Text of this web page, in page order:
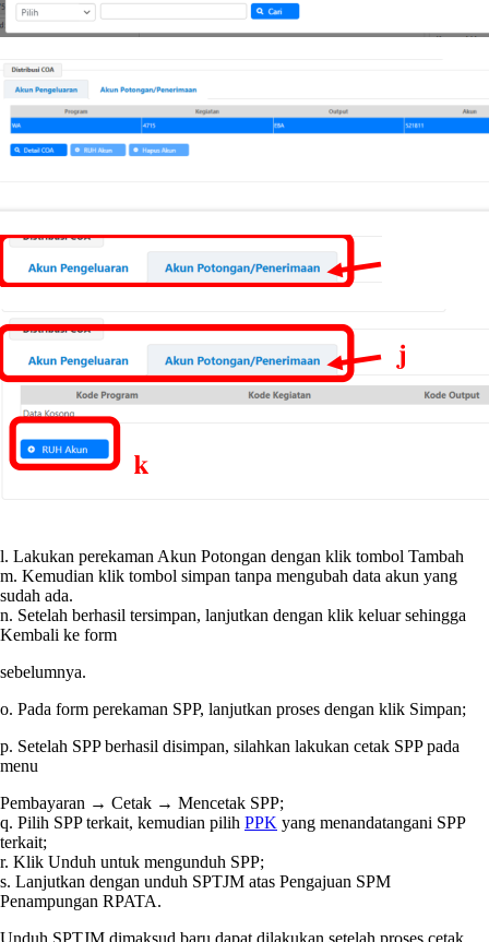
l. Lakukan perekaman Akun Potongan dengan klik tombol Tambah
m. Kemudian klik tombol simpan tanpa mengubah data akun yang
sudah ada.
n. Setelah berhasil tersimpan, lanjutkan dengan klik keluar sehingga
Kembali ke form
sebelumnya.
o. Pada form perekaman SPP, lanjutkan proses dengan klik Simpan;
p. Setelah SPP berhasil disimpan, silahkan lakukan cetak SPP pada
menu
Pembayaran → Cetak → Mencetak SPP;
q. Pilih SPP terkait, kemudian pilih PPK yang menandatangani SPP
terkait;
r. Klik Unduh untuk mengunduh SPP;
s. Lanjutkan dengan unduh SPTJM atas Pengajuan SPM
Penampungan RPATA.
Unduh SPTJM dimaksud baru dapat dilakukan setelah proses cetak